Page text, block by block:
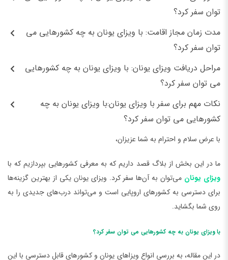
توان سفر کرد؟
مدت زمان مجاز اقامت: با ویزای یونان به چه کشورهایی می
توان سفر کرد؟
مراحل دریافت ویزای یونان: با ویزای یونان به چه کشورهایی
می توان سفر کرد؟
نکات مهم برای سفر با ویزای یونان:با ویزای یونان به چه
کشورهایی می توان سفر کرد؟
با عرض سلام و احترام به شما عزیزان،
ما در این بخش از بلاگ قصد داریم که به معرفی کشورهایی بپردازیم که با
ویزای یونان می‌توان به آن‌ها سفر کرد. ویزای یونان یکی از بهترین گزینه‌ها
برای دسترسی به کشورهای اروپایی است و می‌تواند درب‌های جدیدی را به
روی شما بگشاید.
با ویزای یونان به چه کشورهایی می توان سفر کرد؟
در این مقاله، به بررسی انواع ویزاهای یونان و کشورهای قابل دسترسی با این